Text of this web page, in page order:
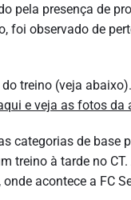
pela presença de
foi observado de
treino (veja
e veja as fotos da
categorias de base
treino à tarde no
acontece a FC